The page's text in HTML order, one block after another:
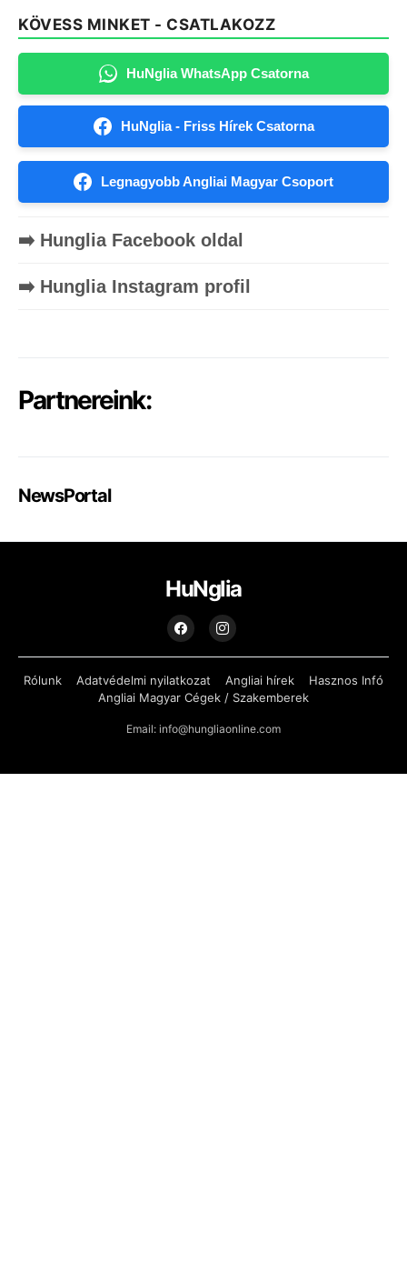
KÖVESS MINKET - CSATLAKOZZ
HuNglia WhatsApp Csatorna
HuNglia - Friss Hírek Csatorna
Legnagyobb Angliai Magyar Csoport
➡️ Hunglia Facebook oldal
➡️ Hunglia Instagram profil
Partnereink:
NewsPortal
HuNglia
Rólunk Adatvédelmi nyilatkozat Angliai hírek
Hasznos Infó
Angliai Magyar Cégek / Szakemberek
Email: info@hungliaonline.com